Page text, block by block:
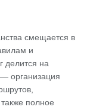
смещается в
и
делится на
организация
полное